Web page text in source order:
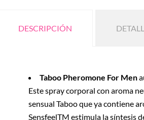
DESCRIPCIÓN
Taboo Pheromone For Men
Este spray corporal con aroma
sensual Taboo que ya contiene
SensfeelTM estimula la síntesis